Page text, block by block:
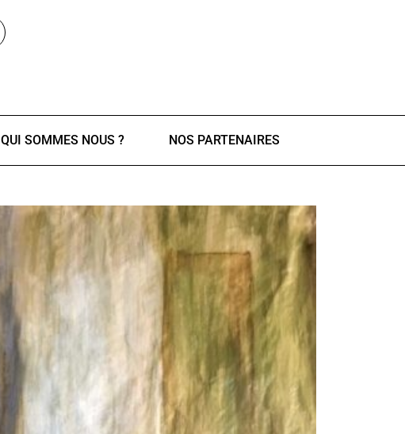
QUI SOMMES NOUS ? NOS PARTENAIRES